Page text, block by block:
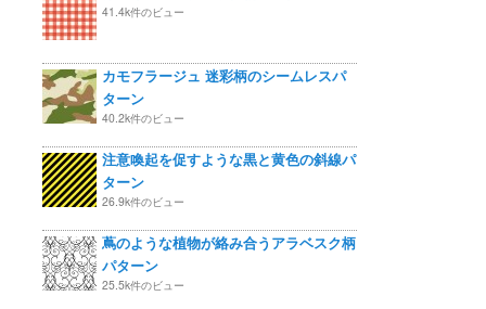
41.4k件のビュー
カモフラージュ 迷彩柄のシームレスパ
ターン
40.2k件のビュー
注意喚起を促すような黒と黄色の斜線パ
ターン
26.9k件のビュー
蔦のような植物が絡み合うアラベスク柄
パターン
25.5k件のビュー